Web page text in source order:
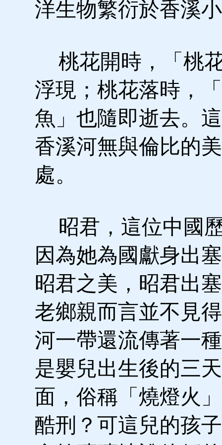
洋生物繁衍於香溪
桃花開時，「桃
浮現；桃花落時，
魚」也隨即逝去。
香溪河無與倫比的
處。
昭君，這位中國
因為她為國獻身出
昭君之美，昭君出
老鄉親而言並不見
河一帶還流傳著一
是嬰兒出生後的三
面，俗稱「燒燈火
酷刑？可這兒的孩